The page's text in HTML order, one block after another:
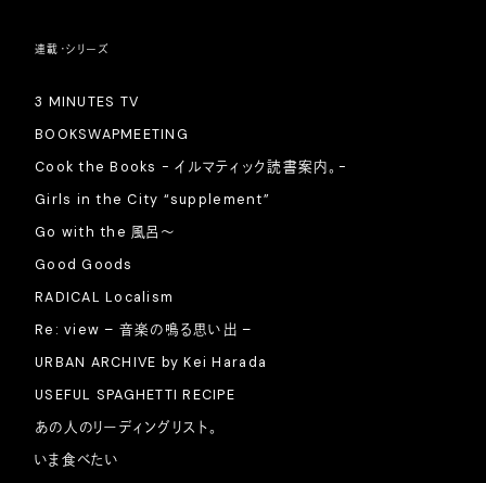
連載・シリーズ
3 MINUTES TV
BOOKSWAPMEETING
Cook the Books - イルマティック読書案内。-
Girls in the City “supplement”
Go with the 風呂〜
Good Goods
RADICAL Localism
Re: view – 音楽の鳴る思い出 –
URBAN ARCHIVE by Kei Harada
USEFUL SPAGHETTI RECIPE
あの人のリーディングリスト。
いま食べたい